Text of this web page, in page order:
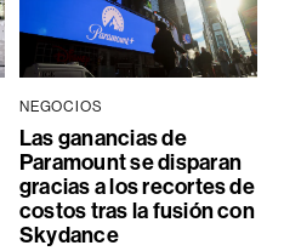
NEGOCIOS
Las ganancias de
Paramount se disparan
gracias a los recortes de
costos tras la fusión con
Skydance